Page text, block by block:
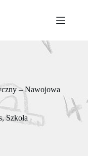
– Nawojowa
,Szkoła